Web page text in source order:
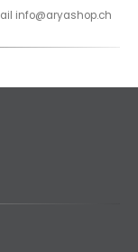
info@aryashop.ch